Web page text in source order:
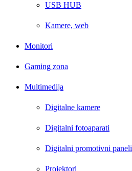
USB HUB
Kamere, web
Monitori
Gaming zona
Multimedija
Digitalne kamere
Digitalni fotoaparati
Digitalni promotivni paneli
Projektori